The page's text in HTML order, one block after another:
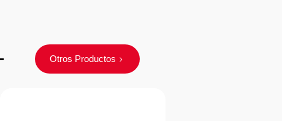
Otros Productos